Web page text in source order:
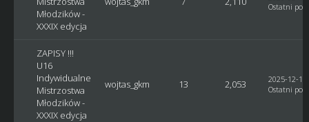
Młodzików -
XXXIX edycja
Ostatni post
ZAPISY !!!
U16
Indywidualne
Mistrzostwa
Młodzików -
XXXIX edycja
wojtas_gkm 13 2,053
2025-12-
Ostatni post